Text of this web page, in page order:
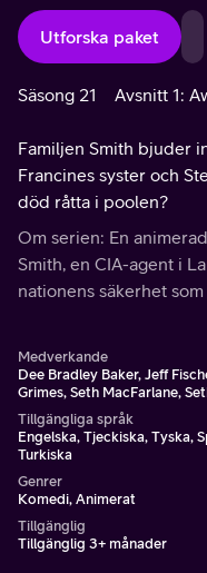
Utforska paket
Säsong 21 Avsnitt 1:
Familjen Smith bjuder
Francines syster och
död råtta i poolen?
Om serien: En
Smith, en CIA-agent i
nationens säkerhet
Medverkande
Dee Bradley Baker, Jeff
Grimes, Seth MacFarlane,
Tillgängliga språk
Engelska, Tjeckiska, Tyska,
Turkiska
Genrer
Komedi, Animerat
Tillgänglig
Tillgänglig 3+ månader